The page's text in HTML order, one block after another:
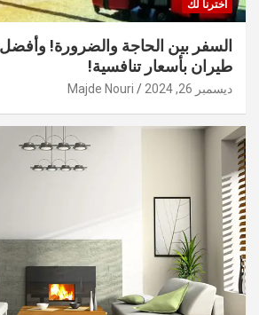
اخترنا لك
السفر بين الحاجة والضرورة!
طيران بأسعار تنافسية!
ديسمبر 26, 2024 Majde Nouri